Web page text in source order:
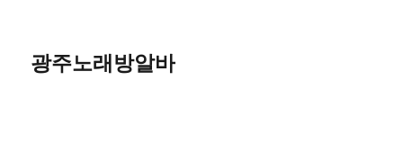
광주노래방알바